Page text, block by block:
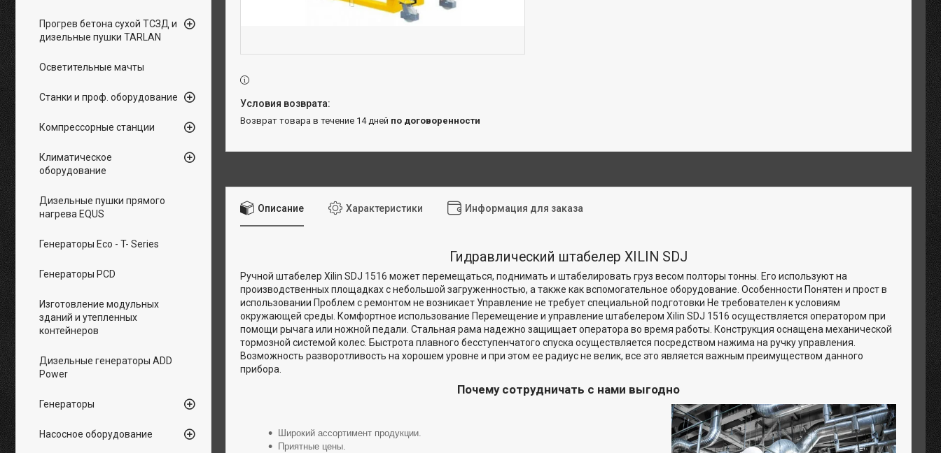
возврат товара в течение 14 дней по договоренности
Описание Характеристики Информация для заказа
Гидравлический штабелер XILIN SDJ
Ручной штабелер Xilin SDJ 1516 может перемещаться, поднимать и штабелировать груз весом полторы тонны. Его используют на
производственных площадках с небольшой загруженностью, а также как вспомогательное оборудование. Особенности Понятен и прост в
использовании Проблем с ремонтом не возникает Управление не требует специальной подготовки Не требователен к условиям
окружающей среды. Комфортное использование Перемещение и управление штабелером Xilin SDJ 1516 осуществляется оператором при
помощи рычага или ножной педали. Стальная рама надежно защищает оператора во время работы. Конструкция оснащена механической
тормозной системой колес. Быстрота плавного бесступенчатого спуска осуществляется посредством нажима на ручку управления.
Возможность разворотливость на хорошем уровне и при этом ее радиус не велик, все это является важным преимуществом данного
прибора.
Почему сотрудничать с нами выгодно
Широкий ассортимент продукции.
Приятные цены.
Прогрев бетона сухой ТСЗД и
дизельные пушки TARLAN
Осветительные мачты
Станки и проф. оборудование
Компрессорные станции
Климатическое
оборудование
Дизельные пушки прямого
нагрева EQUS
Генераторы Eco - T- Series
Генераторы PCD
Изготовление модульных
зданий и утепленных
контейнеров
Дизельные генераторы ADD
Power
Генераторы
Насосное оборудование